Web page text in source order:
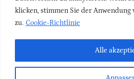
klicken, stimmen Sie der Anwendung
zu. Cookie-Richtlinie
Alle